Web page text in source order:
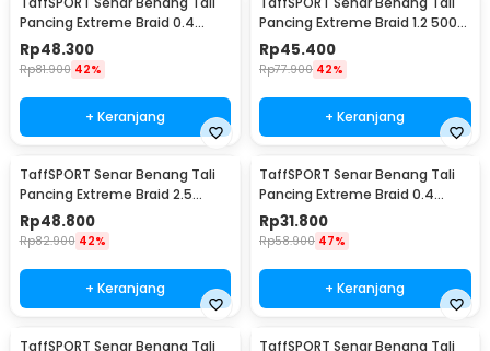
Pancing Extreme Braid 0.4
500M - FM-PEL
Rp48.300
Rp81.900 42%
+ Keranjang
Pancing Extreme Braid 1.2 500M
- FM-PEL
Rp45.400
Rp77.900 42%
+ Keranjang
TaffSPORT Senar Benang Tali
Pancing Extreme Braid 2.5
500M - FM-PEL
Rp48.800
Rp82.900 42%
+ Keranjang
TaffSPORT Senar Benang Tali
Pancing Extreme Braid 0.4
300M - FM-PEL
Rp31.800
Rp58.900 47%
+ Keranjang
TaffSPORT Senar Benang Tali
TaffSPORT Senar Benang Tali